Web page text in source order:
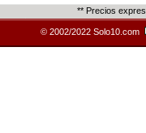
** Precios
© 2002/2022 Solo10.com